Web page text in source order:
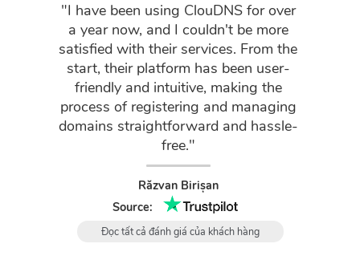
"I have been using ClouDNS for over
a year now, and I couldn't be more
satisfied with their services. From the
start, their platform has been user-
friendly and intuitive, making the
process of registering and managing
domains straightforward and hassle-
free."
Răzvan Birișan
Source:
Đọc tất cả đánh giá của khách hàng